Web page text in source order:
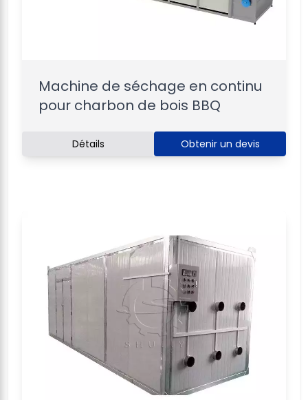
Machine de séchage en continu
pour charbon de bois BBQ
Détails Obtenir un devis